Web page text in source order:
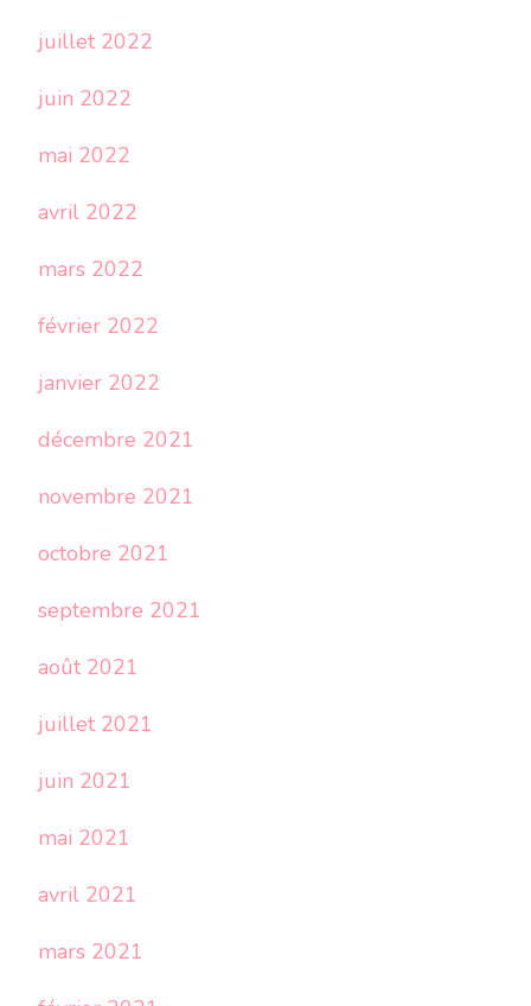
juillet 2022
juin 2022
mai 2022
avril 2022
mars 2022
février 2022
janvier 2022
décembre 2021
novembre 2021
octobre 2021
septembre 2021
août 2021
juillet 2021
juin 2021
mai 2021
avril 2021
mars 2021